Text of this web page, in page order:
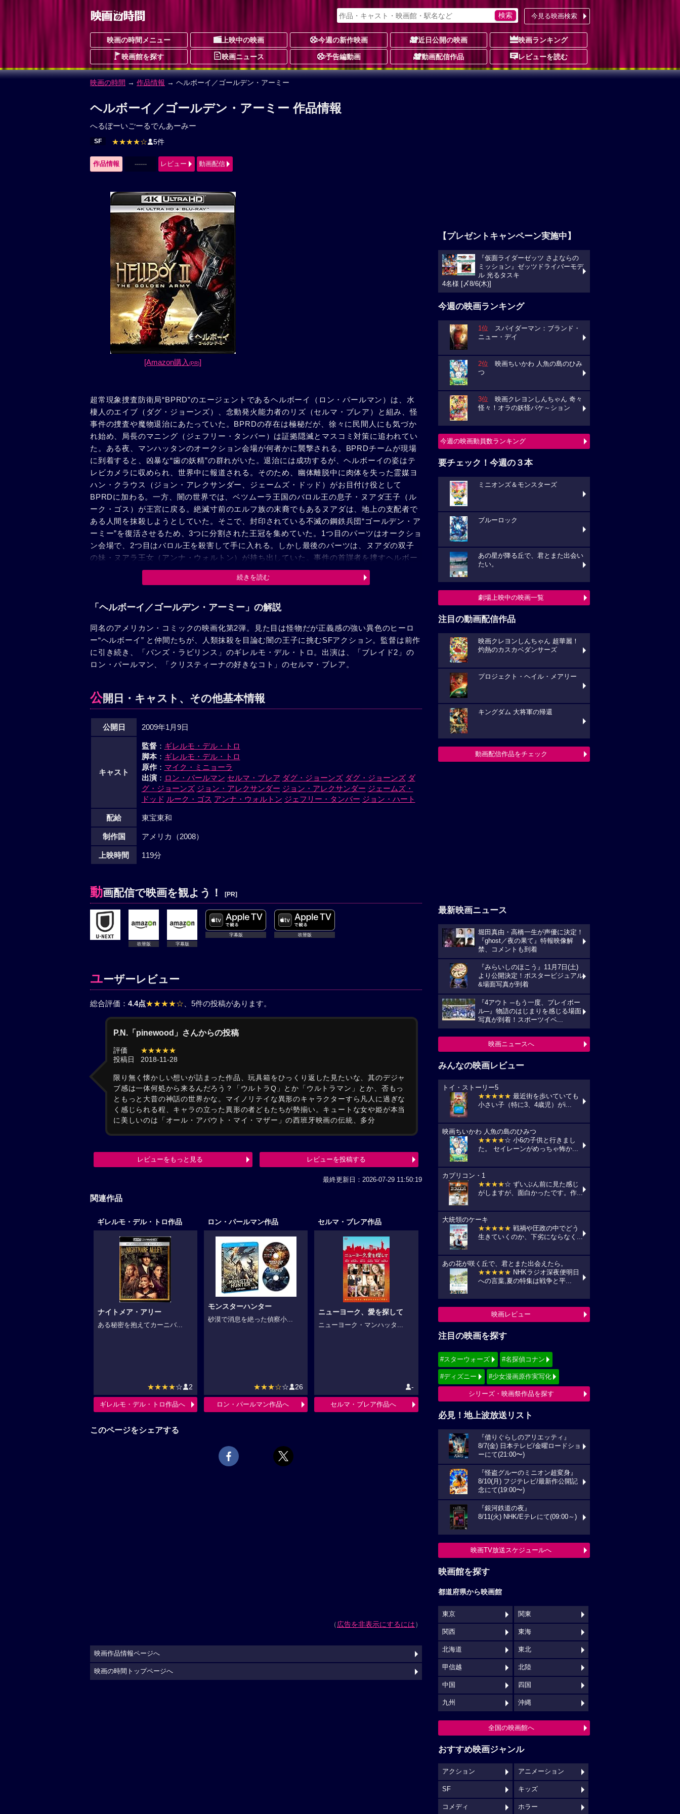
今見る映画検索
映画の時間メニュー 上映中の映画 今週の新作映画 近日公開の映画 映画ランキング
映画館を探す 映画ニュース 予告編動画 動画配信作品 レビューを読む
映画の時間 → 作品情報 → ヘルボーイ／ゴールデン・アーミー
ヘルボーイ／ゴールデン・アーミー 作品情報
へるぼーいごーるでんあーみー
SF ★★★★☆ 5件
作品情報 ------ レビュー 動画配信
[Amazon購入(PR)]
超常現象捜査防衛局“BPRD”のエージェントであるヘルボーイ（ロン・パールマン）は、水
棲人のエイブ（ダグ・ジョーンズ）、念動発火能力者のリズ（セルマ・ブレア）と組み、怪
事件の捜査や魔物退治にあたっていた。BPRDの存在は極秘だが、徐々に民間人にも気づか
れ始め、局長のマニング（ジェフリー・タンバー）は証拠隠滅とマスコミ対策に追われてい
た。ある夜、マンハッタンのオークション会場が何者かに襲撃される。BPRDチームが現場
に到着すると、凶暴な“歯の妖精”の群れがいた。退治には成功するが、ヘルボーイの姿はテ
レビカメラに収められ、世界中に報道される。そのため、幽体離脱中に肉体を失った霊媒ヨ
ハン・クラウス（ジョン・アレクサンダー、ジェームズ・ドッド）がお目付け役として
BPRDに加わる。一方、闇の世界では、ベツムーラ王国のバロル王の息子・ヌアダ王子（ル
ーク・ゴス）が王宮に戻る。絶滅寸前のエルフ族の末裔でもあるヌアダは、地上の支配者で
ある人間を抹殺しようとしていた。そこで、封印されている不滅の鋼鉄兵団“ゴールデン・ア
ーミー”を復活させるため、3つに分割された王冠を集めていた。1つ目のパーツはオークショ
ン会場で、2つ目はバロル王を殺害して手に入れる。しかし最後のパーツは、ヌアダの双子
の妹・ヌアラ王女（アンナ・ウォルトン）が持ち出していた。事件の首謀者を捜すヘルボー
イたちは、ブルックリン橋付近の地下世界にある“トロールの市場”に侵入する。そこでエイ
ブがヌアラを救出し、ヌアダの手下・ウィンクと対決する。ヘルボーイたちが地上に戻る
物にとどめを刺すが、パニックになった市民たちは彼に罵声を浴びせる。ヌアラはBPRD本
たちはゴールデン・アーミーの覚醒を食い止めるため、最後の戦いに挑む。
続きを読む
「ヘルボーイ／ゴールデン・アーミー」の解説
同名のアメリカン・コミックの映画化第2弾。見た目は怪物だが正義感の強い異色のヒーロ
ー“ヘルボーイ” と仲間たちが、人類抹殺を目論む闇の王子に挑むSFアクション。監督は前作
に引き続き、「パンズ・ラビリンス」のギレルモ・デル・トロ。出演は、「ブレイド2」の
ロン・パールマン、「クリスティーナの好きなコト」のセルマ・ブレア。
公開日・キャスト、その他基本情報
公開日 2009年1月9日
キャスト
監督： ギレルモ・デル・トロ
脚本： ギレルモ・デル・トロ
原作： マイク・ミニョーラ
出演： ロン・パールマン セルマ・ブレア ダグ・ジョーンズ ダグ・ジョーンズ ダ
グ・ジョーンズ ジョン・アレクサンダー ジョン・アレクサンダー ジェームズ・
ドッド ルーク・ゴス アンナ・ウォルトン ジェフリー・タンバー ジョン・ハート
配給 東宝東和
制作国 アメリカ（2008）
上映時間 119分
動画配信で映画を観よう！ [PR]
吹替版 字幕版
字幕版 吹替版
ユーザーレビュー
総合評価： 4.4点★★★★☆ 、5件の投稿があります。
P.N.「pinewood」さんからの投稿
評価
★★★★★
投稿日
2018-11-28
限り無く懐かしい想いが詰まった作品、玩具箱をひっくり返した見たいな、其のデジャ
ブ感は一体何処から来るんだろう？「ウルトラQ」とか「ウルトラマン」とか、否もっ
ともっと大昔の神話の世界かな。マイノリテイな異形のキャラクターすら凡人に過ぎな
く感じられる程、キャラの立った異形の者どもたちが勢揃い。キュートな女や姫が本当
に美しいのは「オール・アバウト・マイ・マザー」の西班牙映画の伝統、多分
レビューをもっと見る レビューを投稿する
最終更新日：2026-07-29 11:50:19
関連作品
ギレルモ・デル・トロ作品
ナイトメア・アリー
ある秘密を抱えてカーニバ...
★★★★☆ 2
ギレルモ・デル・トロ作品へ
ロン・パールマン作品
モンスターハンター
砂漠で消息を絶った偵察小...
★★★☆☆ 26
ロン・パールマン作品へ
セルマ・ブレア作品
ニューヨーク、愛を探して
ニューヨーク・マンハッタ...
-
セルマ・ブレア作品へ
このページをシェアする
（広告を非表示にするには）
【プレゼントキャンペーン実施中】
『仮面ライダーゼッツ さよならの
ミッション』ゼッツドライバーモデ
ル 光るタスキ
4名様 [〆8/6(木)]
今週の映画ランキング
1位 スパイダーマン：ブランド・
ニュー・デイ
2位 映画ちいかわ 人魚の島のひみ
つ
3位 映画クレヨンしんちゃん 奇々
怪々！オラの妖怪バケ～ション
今週の映画動員数ランキング
要チェック！今週の３本
ミニオンズ＆モンスターズ
ブルーロック
あの星が降る丘で、君とまた出会い
たい。
劇場上映中の映画一覧
注目の動画配信作品
映画クレヨンしんちゃん 超華麗！
灼熱のカスカベダンサーズ
プロジェクト・ヘイル・メアリー
キングダム 大将軍の帰還
動画配信作品をチェック
最新映画ニュース
堀田真由・高橋一生が声優に決定！
『ghost／夜の果て』特報映像解
禁、コメントも到着
『みらいしのほこう』11月7日(土)
より公開決定！ポスタービジュアル
&場面写真が到着
『4アウト ─もう一度、プレイボー
ル─』物語のはじまりを感じる場面
写真が到着！スポーツイベ...
映画ニュースへ
みんなの映画レビュー
トイ・ストーリー5
★★★★★ 最近街を歩いていても
小さい子（特に3、4歳児）がi...
映画ちいかわ 人魚の島のひみつ
★★★★☆ 小6の子供と行きまし
た。 セイレーンがめっちゃ怖か...
カプリコン・1
★★★★☆ ずいぶん前に見た感じ
がしますが、面白かったです。作...
大統領のケーキ
★★★★★ 戦禍や圧政の中でどう
生きていくのか、下劣にならなく...
あの花が咲く丘で、君とまた出会えたら。
★★★★★ NHKラジオ深夜便明日
への言葉,夏の特集は戦争と平...
映画レビュー
注目の映画を探す
#スターウォーズ #名探偵コナン
#ディズニー #少女漫画原作実写化
シリーズ・映画祭作品を探す
必見！地上波放送リスト
『借りぐらしのアリエッティ』
8/7(金) 日本テレビ/金曜ロードショ
ーにて(21:00〜)
『怪盗グルーのミニオン超変身』
8/10(月) フジテレビ/最新作公開記
念にて(19:00〜)
『銀河鉄道の夜』
8/11(火) NHK/Eテレにて(09:00～)
映画TV放送スケジュールへ
映画館を探す
都道府県から映画館
東京 関東
関西 東海
北海道 東北
甲信越 北陸
中国 四国
九州 沖縄
全国の映画館へ
おすすめ映画ジャンル
アクション アニメーション
SF キッズ
コメディ ホラー
映画作品情報ページへ
映画の時間トップページへ